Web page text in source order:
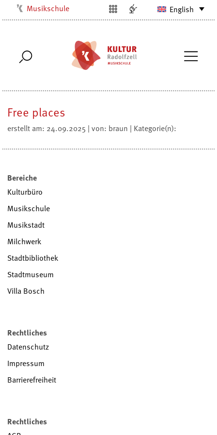
Musikschule
Stadtarchiv
Stadtbibliothek
Villa Bosch
Radolfzell1200
English
Free places
erstellt am: 24.09.2025 | von: braun | Kategorie(n):
Bereiche
Kulturbüro
Musikschule
Musikstadt
Milchwerk
Stadtbibliothek
Stadtmuseum
Villa Bosch
Rechtliches
Datenschutz
Impressum
Barrierefreiheit
Rechtliches